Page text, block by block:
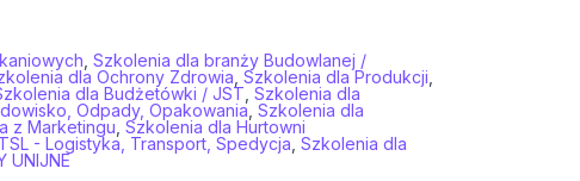
Szkolenia dla branży Budowlanej /
dla Ochrony Zdrowia Szkolenia dla Produkcji
dla Budżetówki / JST Szkolenia dla
Odpady, Opakowania Szkolenia dla
z Marketingu Szkolenia dla Hurtowni
TSL - Logistyka, Transport, Spedycja Szkolenia dla
UNIJNE